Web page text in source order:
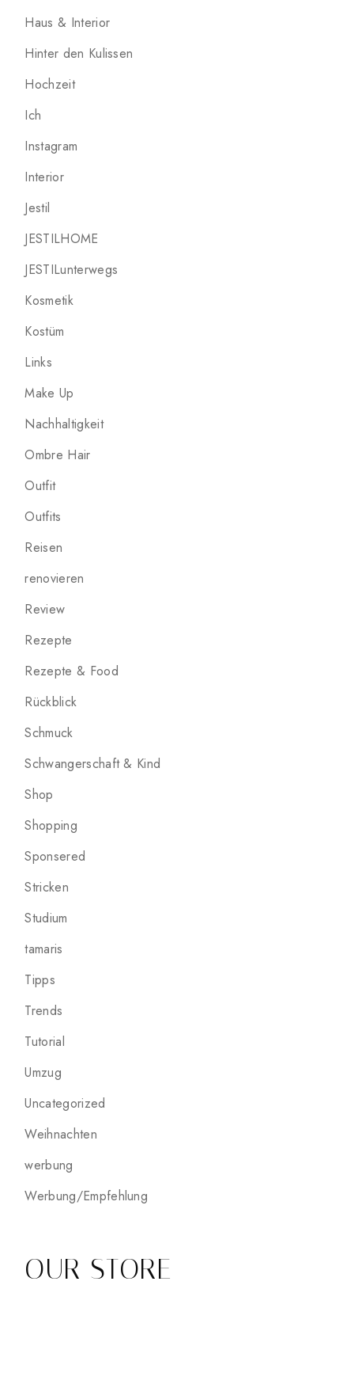
Haus & Interior
Hinter den Kulissen
Hochzeit
Ich
Instagram
Interior
Jestil
JESTILHOME
JESTILunterwegs
Kosmetik
Kostüm
Links
Make Up
Nachhaltigkeit
Ombre Hair
Outfit
Outfits
Reisen
renovieren
Review
Rezepte
Rezepte & Food
Rückblick
Schmuck
Schwangerschaft & Kind
Shop
Shopping
Sponsered
Stricken
Studium
tamaris
Tipps
Trends
Tutorial
Umzug
Uncategorized
Weihnachten
werbung
Werbung/Empfehlung
OUR STORE